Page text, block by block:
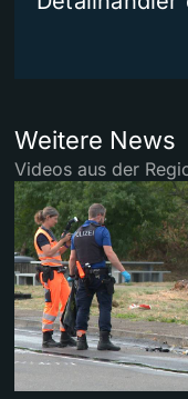
Weitere News
Videos aus der